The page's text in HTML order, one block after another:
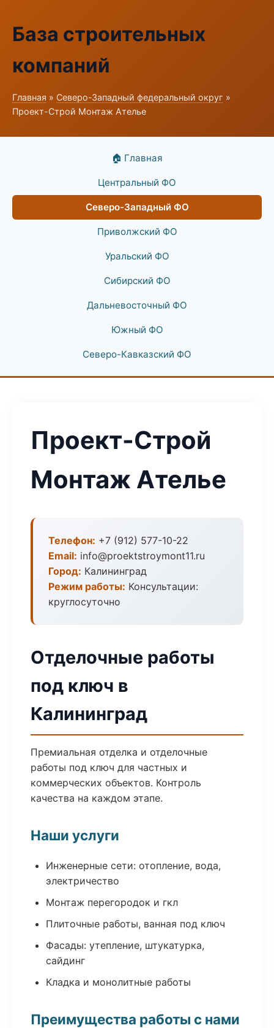
База строительных
компаний
Главная » Северо-Западный федеральный округ »
Проект-Строй Монтаж Ателье
🏠 Главная
Центральный ФО
Северо-Западный ФО
Приволжский ФО
Уральский ФО
Сибирский ФО
Дальневосточный ФО
Южный ФО
Северо-Кавказский ФО
Проект-Строй
Монтаж Ателье
Телефон: +7 (912) 577-10-22
Email: info@proektstroymont11.ru
Город: Калининград
Режим работы: Консультации:
круглосуточно
Отделочные работы
под ключ в
Калининград
Премиальная отделка и отделочные
работы под ключ для частных и
коммерческих объектов. Контроль
качества на каждом этапе.
Наши услуги
Инженерные сети: отопление, вода,
электричество
Монтаж перегородок и гкл
Плиточные работы, ванная под ключ
Фасады: утепление, штукатурка,
сайдинг
Кладка и монолитные работы
Преимущества работы с нами